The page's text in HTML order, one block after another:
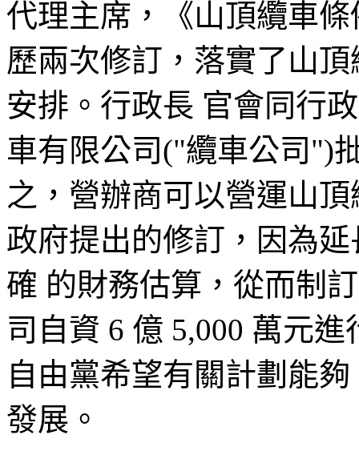
代理主席，《山頂纜車
歷兩次修訂，落實了山
安排。行政長 官會同行
車有限公司("纜車公司")
之，營辦商可以營運山
政府提出的修訂，因為
確 的財務估算，從而制
司自資 6 億 5,000 萬元
自由黨希望有關計劃能
發展。